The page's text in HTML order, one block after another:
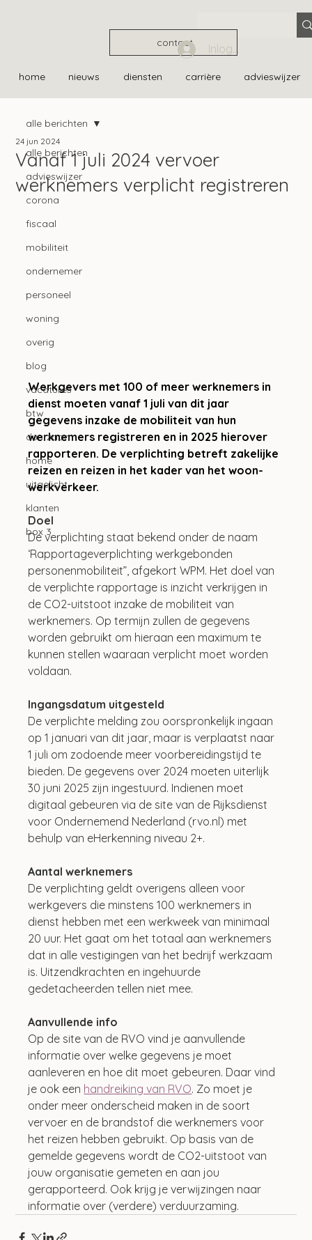
contact
home nieuws diensten carrière advieswijzer
Inloggen
alle berichten
advieswijzer
corona
fiscaal
mobiliteit
ondernemer
personeel
woning
overig
blog
vacatures
btw
duurzaam
home
uitgelicht
klanten
box 3
alle berichten
Vanaf 1 juli 2024 vervoer
werknemers verplicht registreren
24 jun 2024
Werkgevers met 100 of meer werknemers in
dienst moeten vanaf 1 juli van dit jaar
gegevens inzake de mobiliteit van hun
werknemers registreren en in 2025 hierover
rapporteren. De verplichting betreft zakelijke
reizen en reizen in het kader van het woon-
werkverkeer.
Doel
De verplichting staat bekend onder de naam
‘Rapportageverplichting werkgebonden
personenmobiliteit”, afgekort WPM. Het doel van
de verplichte rapportage is inzicht verkrijgen in
de CO2-uitstoot inzake de mobiliteit van
werknemers. Op termijn zullen de gegevens
worden gebruikt om hieraan een maximum te
kunnen stellen waaraan verplicht moet worden
voldaan.
Ingangsdatum uitgesteld
De verplichte melding zou oorspronkelijk ingaan
op 1 januari van dit jaar, maar is verplaatst naar
1 juli om zodoende meer voorbereidingstijd te
bieden. De gegevens over 2024 moeten uiterlijk
30 juni 2025 zijn ingestuurd. Indienen moet
digitaal gebeuren via de site van de Rijksdienst
voor Ondernemend Nederland (rvo.nl) met
behulp van eHerkenning niveau 2+.
Aantal werknemers
De verplichting geldt overigens alleen voor
werkgevers die minstens 100 werknemers in
dienst hebben met een werkweek van minimaal
20 uur. Het gaat om het totaal aan werknemers
dat in alle vestigingen van het bedrijf werkzaam
is. Uitzendkrachten en ingehuurde
gedetacheerden tellen niet mee.
Aanvullende info
Op de site van de RVO vind je aanvullende
informatie over welke gegevens je moet
aanleveren en hoe dit moet gebeuren. Daar vind
je ook een handreiking van RVO. Zo moet je
onder meer onderscheid maken in de soort
vervoer en de brandstof die werknemers voor
het reizen hebben gebruikt. Op basis van de
gemelde gegevens wordt de CO2-uitstoot van
jouw organisatie gemeten en aan jou
gerapporteerd. Ook krijg je verwijzingen naar
informatie over (verdere) verduurzaming.